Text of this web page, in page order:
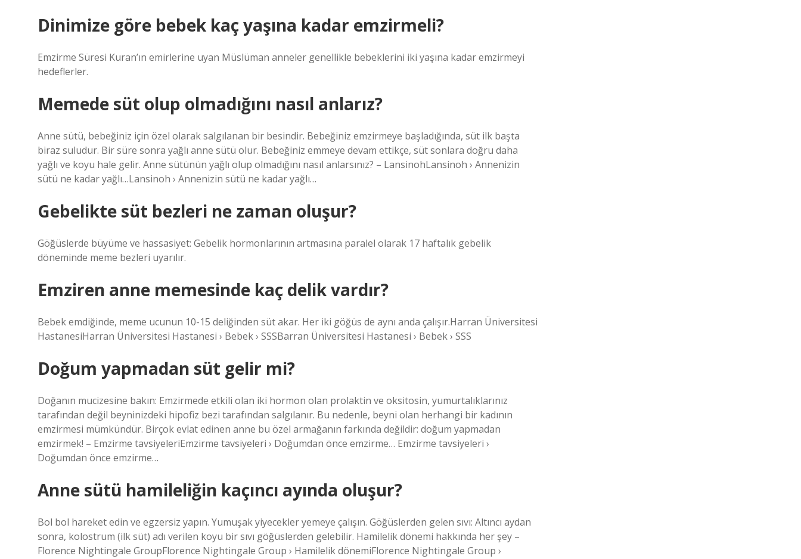
Dinimize göre bebek kaç yaşına kadar emzirmeli?
Emzirme Süresi Kuran’ın emirlerine uyan Müslüman anneler genellikle bebeklerini iki yaşına kadar emzirmeyi
hedeflerler.
Memede süt olup olmadığını nasıl anlarız?
Anne sütü, bebeğiniz için özel olarak salgılanan bir besindir. Bebeğiniz emzirmeye başladığında, süt ilk başta
biraz suludur. Bir süre sonra yağlı anne sütü olur. Bebeğiniz emmeye devam ettikçe, süt sonlara doğru daha
yağlı ve koyu hale gelir. Anne sütünün yağlı olup olmadığını nasıl anlarsınız? – LansinohLansinoh › Annenizin
sütü ne kadar yağlı…Lansinoh › Annenizin sütü ne kadar yağlı…
Gebelikte süt bezleri ne zaman oluşur?
Göğüslerde büyüme ve hassasiyet: Gebelik hormonlarının artmasına paralel olarak 17 haftalık gebelik
döneminde meme bezleri uyarılır.
Emziren anne memesinde kaç delik vardır?
Bebek emdiğinde, meme ucunun 10-15 deliğinden süt akar. Her iki göğüs de aynı anda çalışır.Harran Üniversitesi
HastanesiHarran Üniversitesi Hastanesi › Bebek › SSSBarran Üniversitesi Hastanesi › Bebek › SSS
Doğum yapmadan süt gelir mi?
Doğanın mucizesine bakın: Emzirmede etkili olan iki hormon olan prolaktin ve oksitosin, yumurtalıklarınız
tarafından değil beyninizdeki hipofiz bezi tarafından salgılanır. Bu nedenle, beyni olan herhangi bir kadının
emzirmesi mümkündür. Birçok evlat edinen anne bu özel armağanın farkında değildir: doğum yapmadan
emzirmek! – Emzirme tavsiyeleriEmzirme tavsiyeleri › Doğumdan önce emzirme… Emzirme tavsiyeleri ›
Doğumdan önce emzirme…
Anne sütü hamileliğin kaçıncı ayında oluşur?
Bol bol hareket edin ve egzersiz yapın. Yumuşak yiyecekler yemeye çalışın. Göğüslerden gelen sıvı: Altıncı aydan
sonra, kolostrum (ilk süt) adı verilen koyu bir sıvı göğüslerden gelebilir. Hamilelik dönemi hakkında her şey –
Florence Nightingale GroupFlorence Nightingale Group › Hamilelik dönemiFlorence Nightingale Group ›